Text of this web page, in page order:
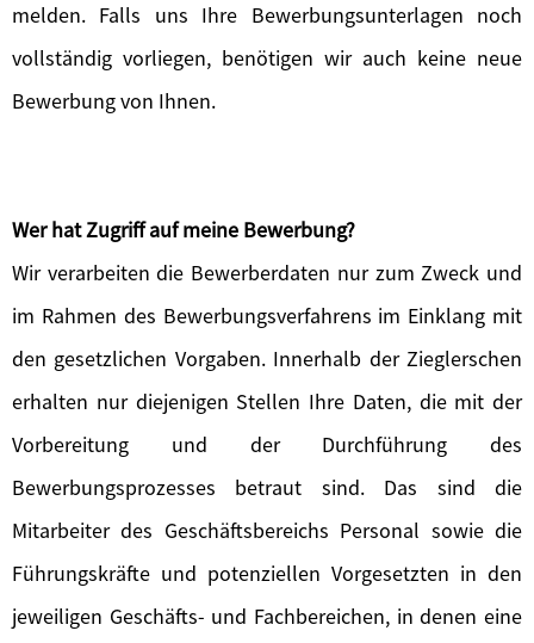
melden. Falls uns Ihre Bewerbungsunterlagen noch
vollständig vorliegen, benötigen wir auch keine neue
Bewerbung von Ihnen.
Wer hat Zugriff auf meine Bewerbung?
Wir verarbeiten die Bewerberdaten nur zum Zweck und
im Rahmen des Bewerbungsverfahrens im Einklang mit
den gesetzlichen Vorgaben. Innerhalb der Zieglerschen
erhalten nur diejenigen Stellen Ihre Daten, die mit der
Vorbereitung und der Durchführung des
Bewerbungsprozesses betraut sind. Das sind die
Mitarbeiter des Geschäftsbereichs Personal sowie die
Führungskräfte und potenziellen Vorgesetzten in den
jeweiligen Geschäfts- und Fachbereichen, in denen eine